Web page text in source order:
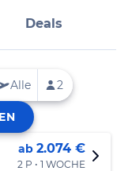
Deals
ab 2.074 €
2 P • 1 WOCHE